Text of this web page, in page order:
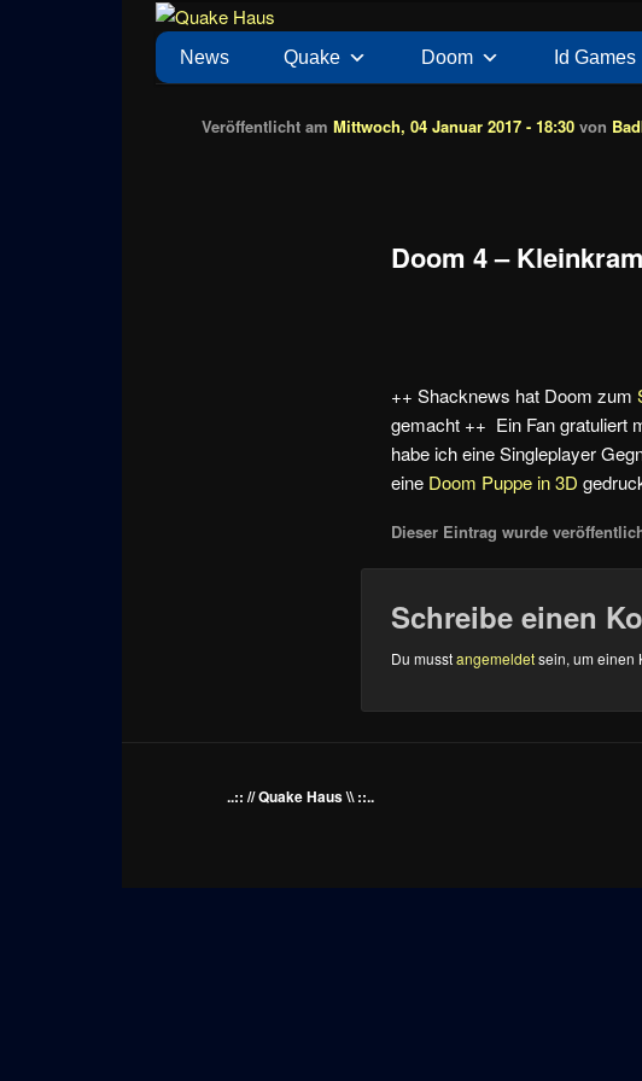
Quake Haus
News zu Quake, Doom, FPS, Arcade
Hauptmenü
News Quake Doom Id Games
Doom 4 – Kleinkram
Veröffentlicht amMittwoch, 04 Januar 2017 - 18:30 von
++ Shacknews hat Doom zum
gemacht ++ Ein Fan gratuliert
habe ich eine Singleplayer
eine Doom Puppe in 3D
Dieser Eintrag wurde
Schreibe einen
Du musstangemeldetsein, um einen
..:: // Quake Haus \\ ::..